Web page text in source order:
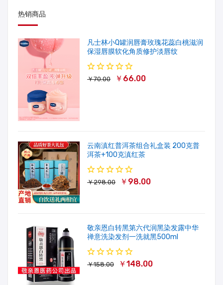
热销商品
凡士林小Q罐润唇膏玫瑰花蕊白桃滋润
保湿唇膜软化角质修护淡唇纹
￥70.00 ￥66.00
云南滇红普洱茶组合礼盒装 200克普
洱茶+100克滇红茶
￥298.00 ￥98.00
敬亲恩白转黑第六代润黑染发露中华
禅意洗染发剂一洗就黑500ml
￥158.00 ￥148.00